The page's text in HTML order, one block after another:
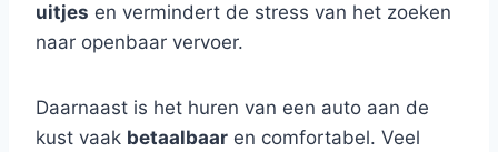
uitjes en vermindert de stress van het zoeken
naar openbaar vervoer.
Daarnaast is het huren van een auto aan de
kust vaak betaalbaar en comfortabel. Veel